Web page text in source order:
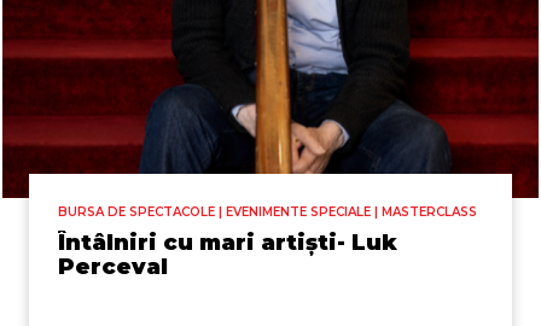
BURSA DE SPECTACOLE | EVENIMENTE SPECIALE | MASTERCLASS
Întâlniri cu mari artiști- Luk
Perceval